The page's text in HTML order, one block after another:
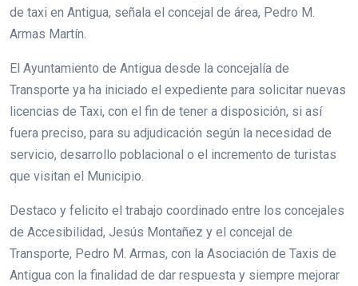
de taxi en Antigua, señala el concejal de área, Pedro M.
Armas Martín.
El Ayuntamiento de Antigua desde la concejalía de
Transporte ya ha iniciado el expediente para solicitar nuevas
licencias de Taxi, con el fin de tener a disposición, si así
fuera preciso, para su adjudicación según la necesidad de
servicio, desarrollo poblacional o el incremento de turistas
que visitan el Municipio.
Destaco y felicito el trabajo coordinado entre los concejales
de Accesibilidad, Jesús Montañez y el concejal de
Transporte, Pedro M. Armas, con la Asociación de Taxis de
Antigua con la finalidad de dar respuesta y siempre mejorar